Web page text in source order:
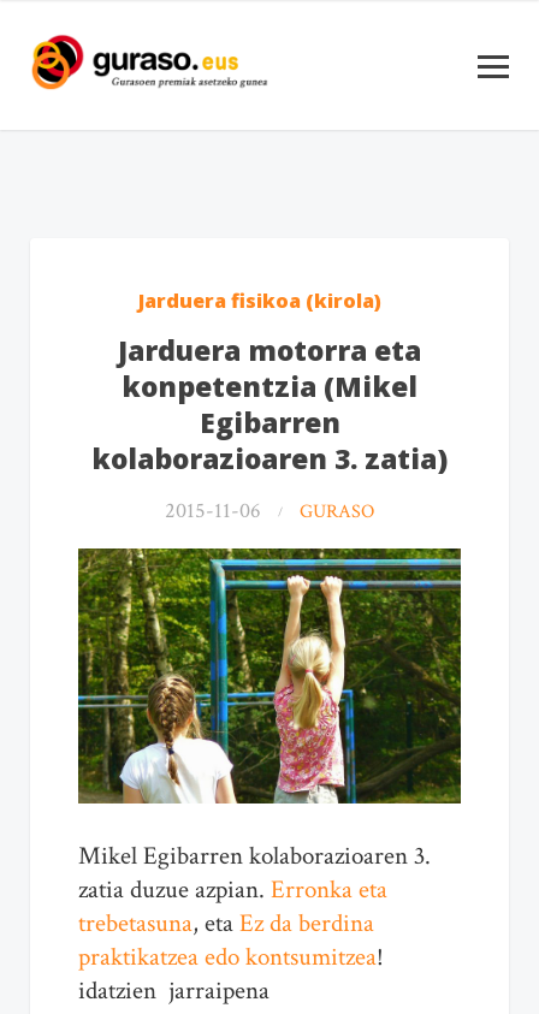
Jarduera fisikoa (kirola)
Jarduera motorra eta
konpetentzia (Mikel
Egibarren
kolaborazioaren 3. zatia)
2015-11-06 GURASO
Mikel Egibarren kolaborazioaren 3.
zatia duzue azpian. Erronka eta
trebetasuna, etaEz da berdina
praktikatzea edo kontsumitzea!
idatzien jarraipena